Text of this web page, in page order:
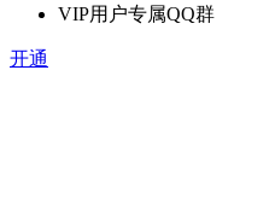
VIP用户专属QQ群
开通